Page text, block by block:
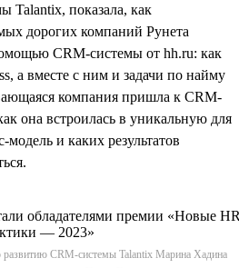
Talantix, показала, как
дорогих компаний Рунета
CRM-системы от hh.ru: как
а вместе с ним и задачи по найму
компания пришла к CRM-
она встроилась в уникальную для
и каких результатов
развитию CRM-системы Talantix Марина Хадина